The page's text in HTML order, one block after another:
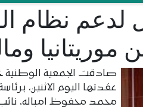
لدعم نظام
موريتانيا
صادقت الجمعية الوطنية
عقدتها اليوم الاثنين،
محمد محفوظ امباله، نائب